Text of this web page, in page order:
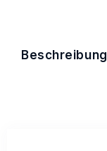
Beschreibung